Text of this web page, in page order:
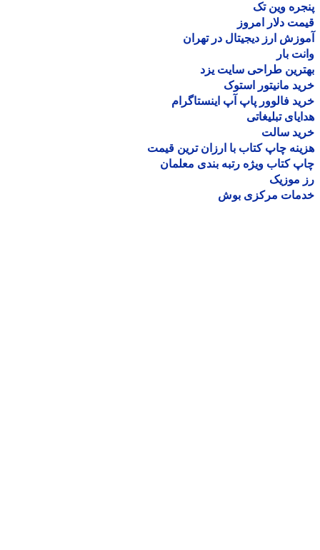
وین تک
دلار امروز
ارز دیجیتال در تهران
بار
طراحی سایت یزد
مانیتور استوک
فالوور پاپ آپ اینستاگرام
تبلیغاتی
سالت
چاپ کتاب با ارزان ترین قیمت
کتاب ویژه رتبه بندی معلمان
موزیک
مرکزی بوش